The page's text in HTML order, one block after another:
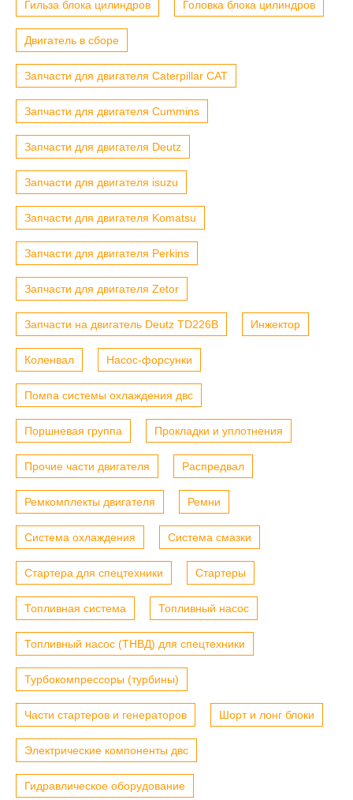
Гильза блока цилиндров Головка блока цилиндров
Двигатель в сборе
Запчасти для двигателя Caterpillar CAT
Запчасти для двигателя Cummins
Запчасти для двигателя Deutz
Запчасти для двигателя isuzu
Запчасти для двигателя Komatsu
Запчасти для двигателя Perkins
Запчасти для двигателя Zetor
Запчасти на двигатель Deutz TD226B Инжектор
Коленвал Насос-форсунки
Помпа системы охлаждения двс
Поршневая группа Прокладки и уплотнения
Прочие части двигателя Распредвал
Ремкомплекты двигателя Ремни
Система охлаждения Система смазки
Стартера для спецтехники Стартеры
Топливная система Топливный насос
Топливный насос (ТНВД) для спецтехники
Турбокомпрессоры (турбины)
Части стартеров и генераторов Шорт и лонг блоки
Электрические компоненты двс
Гидравлическое оборудование